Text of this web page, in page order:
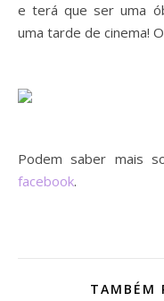
e terá que ser uma
uma tarde de cinema!
Podem saber mais
facebook.
TAMBÉM